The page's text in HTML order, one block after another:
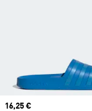
Prix actuel
16,25 €